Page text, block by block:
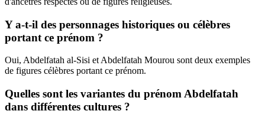
Y a-t-il des personnages historiques ou célèbres
portant ce prénom ?
Oui, Abdelfatah al-Sisi et Abdelfatah Mourou sont deux exemples
de figures célèbres portant ce prénom.
Quelles sont les variantes du prénom Abdelfatah
dans différentes cultures ?